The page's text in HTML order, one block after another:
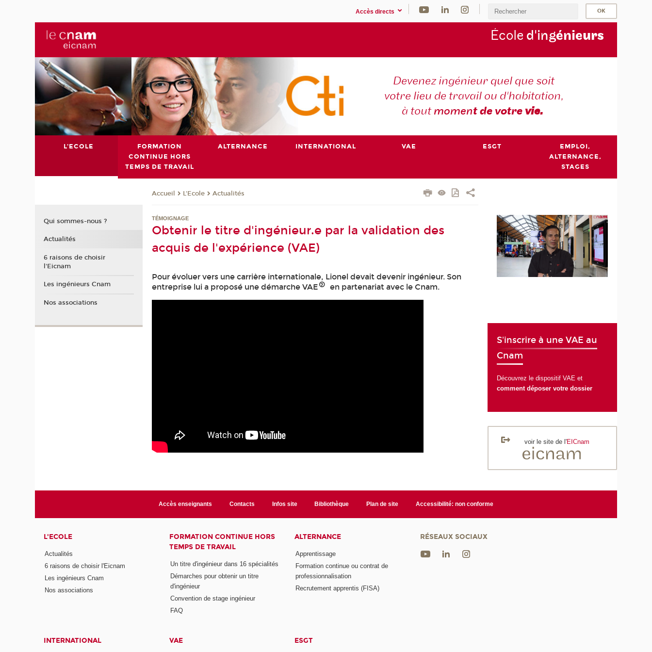
Accès directs
École d'ingénieurs
Devenez ingénieur quel que soit
votre lieu de travail ou d'habitation,
à toutmoment de votrevie.
L'ECOLE
FORMATION
CONTINUE HORS
TEMPS DE TRAVAIL
ALTERNANCE INTERNATIONAL VAE ESGT
EMPLOI,
ALTERNANCE,
STAGES
Accueil L'Ecole Actualités
TÉMOIGNAGE
Obtenir le titre d'ingénieur.e par la validation des
acquis de l'expérience (VAE)
Pour évoluer vers une carrière internationale, Lionel devait devenir ingénieur. Son
entreprise lui a proposé une démarche VAE
en partenariat avec le Cnam.
S'inscrire à une VAE au
Cnam
Découvrez le dispositif VAE et
comment déposer votre dossier
voir le site de l'EICnam
Qui sommes-nous ?
Actualités
6 raisons de choisir
l'Eicnam
Les ingénieurs Cnam
Nos associations
Accès enseignants Contacts Infos site Bibliothèque Plan de site Accessibilité: non conforme
L'ECOLE
Actualités
6 raisons de choisir l'Eicnam
Les ingénieurs Cnam
Nos associations
FORMATION CONTINUE HORS
TEMPS DE TRAVAIL
Un titre d'ingénieur dans 16 spécialités
Démarches pour obtenir un titre
d'ingénieur
Convention de stage ingénieur
FAQ
ALTERNANCE
Apprentissage
Formation continue ou contrat de
professionnalisation
Recrutement apprentis (FISA)
INTERNATIONAL VAE ESGT
RÉSEAUX SOCIAUX